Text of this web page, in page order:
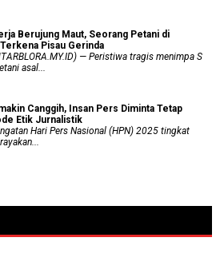
Berujung Maut, Seorang Petani di
Pisau Gerinda
— Peristiwa tragis menimpa S
asal...
Canggih, Insan Pers Diminta Tetap
Etik Jurnalistik
Hari Pers Nasional (HPN) 2025 tingkat